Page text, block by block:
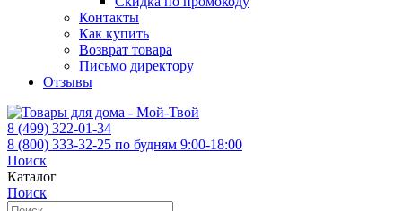
Контакты
Как купить
Возврат товара
Письмо директору
Отзывы
8 (499) 322-01-34
8 (800) 333-32-25 по будням 9:00-18:00
Поиск
Каталог
Поиск